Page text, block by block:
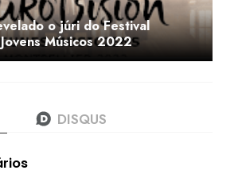
o júri do Festival
Músicos 2022